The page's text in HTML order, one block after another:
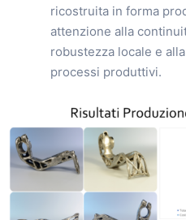
ricostruita in forma
attenzione alla
robustezza locale e
processi produttivi.